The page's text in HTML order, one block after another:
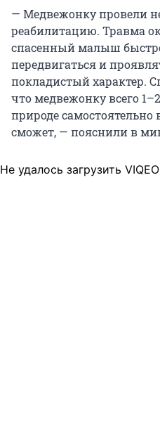
— Медвежонку провели
реабилитацию. Травма
спасенный малыш
передвигаться и
покладистый характер.
что медвежонку всего
природе самостоятельно
сможет, — пояснили в
Не удалось загрузить VIQEO